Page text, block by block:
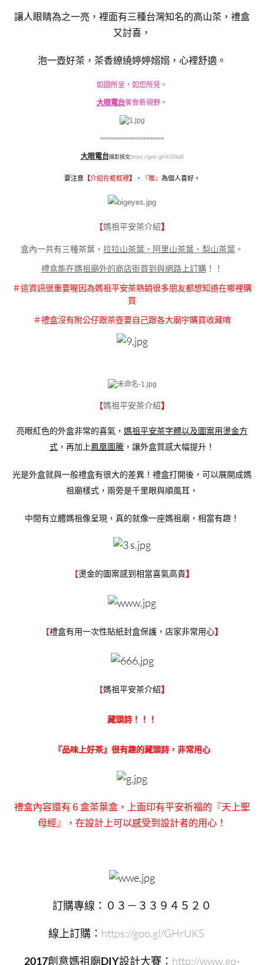
讓人眼睛為之一亮，裡面有三種台灣知名的高山茶，禮盒
又討喜，
泡一壺好茶，茶香繚繞婷婷嫋嫋，心裡舒適。
如圖所呈，如您所見。
大眼電台美食新視野。
==================
大眼電台攝影撰文https://goo.gl/HOI9aB
要注意【介紹在框框裡】 ， 『推』 為個人喜好。
【媽祖平安茶介紹】
盒內一共有三種茶葉， 拉拉山茶葉、阿里山茶葉、梨山茶葉 。
禮盒能在媽祖廟外的商店街買到與網路上訂購 ！！
＃這資訊很重要喔因為媽祖平安茶熱銷很多朋友都想知道在哪裡購
買
＃禮盒沒有附公仔跟茶壺要自己跟各大廟宇購買收藏唷
【媽祖平安茶介紹】
亮眼紅色的外盒非常的喜氣， 媽祖平安茶字體以及圖案用燙金方
式 ，再加上鳳凰圖騰 ，讓外盒質感大幅提升！
光是外盒就與一般禮盒有很大的差異！禮盒打開後，可以展開成媽
祖廟樣式，兩旁是千里眼與順風耳，
中間有立體媽祖像呈現，真的就像一座媽祖廟，相當有趣！
【燙金的圖案感到相當喜氣高貴】
【禮盒有用一次性貼紙封盒保護，店家非常用心】
【媽祖平安茶介紹】
藏頭詩！！！
『品味上好茶』 很有趣的藏頭詩，非常用心
禮盒內容還有６盒茶葉盒，上面印有平安祈福的『天上聖
母經』，在設計上可以感受到設計者的用心！
訂購專線：０３－３３９４５２０
線上訂購： https://goo.gl/GHrUKS
2017創意媽祖廟DIY設計大賽： http://www.go-